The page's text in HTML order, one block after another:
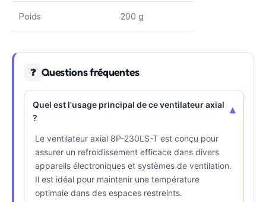
Poids 200 g
❓ Questions fréquentes
Quel est l'usage principal de ce ventilateur axial
?
▾
Le ventilateur axial 8P-230LS-T est conçu pour
assurer un refroidissement efficace dans divers
appareils électroniques et systèmes de ventilation.
Il est idéal pour maintenir une température
optimale dans des espaces restreints.